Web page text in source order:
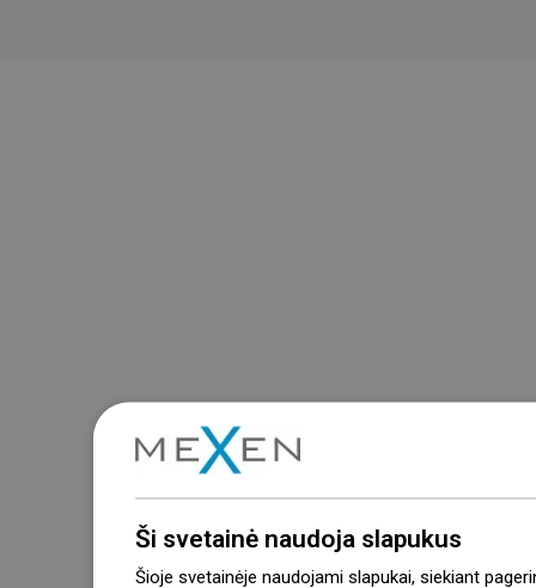
Ši svetainė naudoja slapukus
Šioje svetainėje naudojami slapukai, siekiant